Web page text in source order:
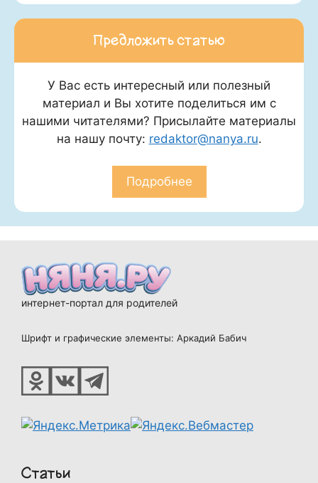
Предложить статью
У Вас есть интересный или полезный
материал и Вы хотите поделиться им с
нашими читателями? Присылайте материалы
на нашу почту: redaktor@nanya.ru.
Подробнее
интернет-портал для родителей
Шрифт и графические элементы: Аркадий Бабич
Статьи